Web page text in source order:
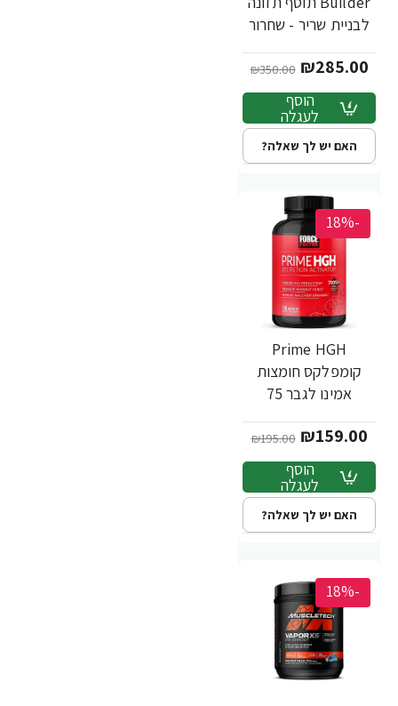
לבניית שריר - שחרור
מבית MuscleTech
₪285.00
₪350.00
הוסף
לעגלה
האם יש לך שאלה?
-18%
Prime HGH
קומפלקס חומצות
אמינו לגבר 75
Factor
₪159.00
₪195.00
הוסף
לעגלה
האם יש לך שאלה?
-18%